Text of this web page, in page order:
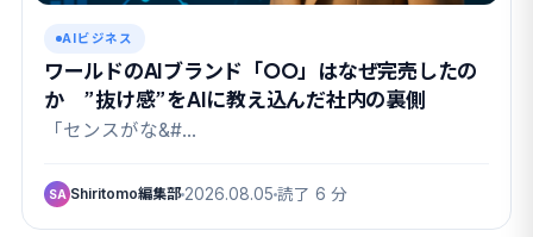
AIビジネス
ワールドのAIブランド「OO」はなぜ完売したの
か ”抜け感”をAIに教え込んだ社内の裏側
「センスがな&#…
SA Shiritomo編集部 2026.08.05 読了 6 分